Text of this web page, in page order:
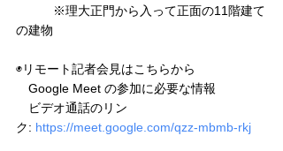
※理大正門から入って正面の11階建て
の建物
◉リモート記者会見はこちらから
Google Meet の参加に必要な情報
ビデオ通話のリン
ク: https://meet.google.com/qzz-mbmb-rkj